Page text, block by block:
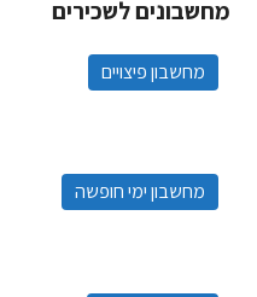
מחשבונים לשכירים
מחשבון פיצויים
מחשבון ימי חופשה